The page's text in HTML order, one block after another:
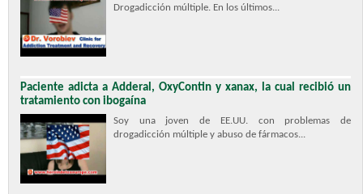
Drogadicción múltiple. En los últimos...
Paciente adicta a Adderal, OxyContin y xanax, la cual recibió un
tratamiento con ibogaína
Soy una joven de EE.UU. con problemas de
drogadicción múltiple y abuso de fármacos...